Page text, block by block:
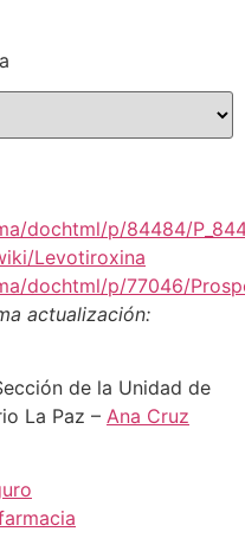
dochtml/p/84484/
Levotiroxina
dochtml/p/77046/
actualización:
de la Unidad de
La Paz – Ana Cruz